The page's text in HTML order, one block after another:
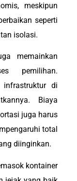
meskipun
seperti
isolasi.
memainkan
pemilihan.
infrastruktur di
Biaya
juga harus
total
diinginkan.
kontainer